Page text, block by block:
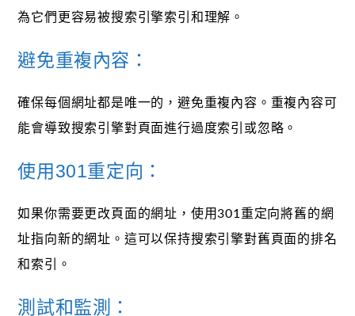
為它們更容易被搜索引擎索引和理解。
避免重複內容：
確保每個網址都是唯一的，避免重複內容。重複內容可
能會導致搜索引擎對頁面進行過度索引或忽略。
使用301重定向：
如果你需要更改頁面的網址，使用301重定向將舊的網
址指向新的網址。這可以保持搜索引擎對舊頁面的排名
和索引。
測試和監測：